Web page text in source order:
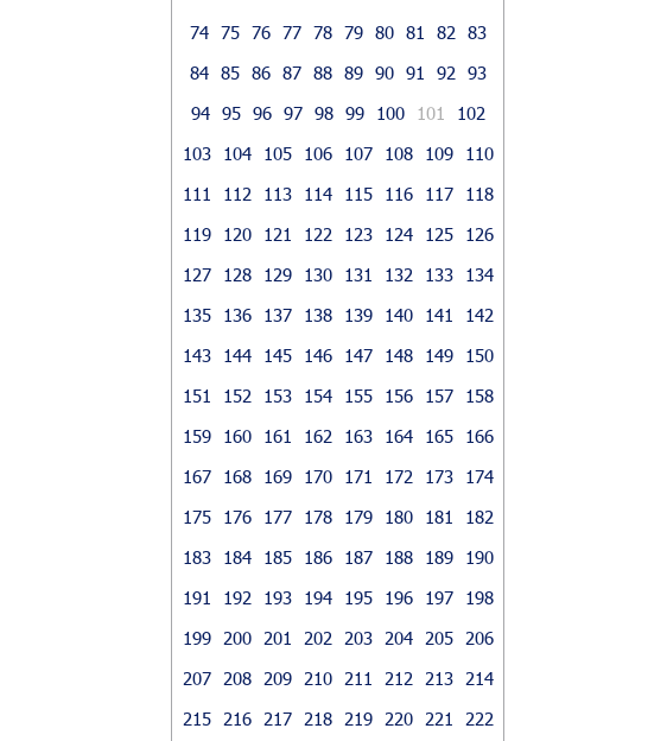
74 75 76 77 78 79 80 81 82
83
84 85 86 87 88 89 90 91 92
93
94 95 96 97 98 99 100 101
102
103
104 105 106 107 108 109
110
111
112 113 114 115 116 117
118
119
120 121 122 123 124 125
126
127
128 129 130 131 132 133
134
135
136 137 138 139 140 141
142
143
144 145 146 147 148 149
150
151
152 153 154 155 156 157
158
159
160 161 162 163 164 165
166
167
168 169 170 171 172 173
174
175
176 177 178 179 180 181
182
183
184 185 186 187 188 189
190
191
192 193 194 195 196 197
198
199
200 201 202 203 204 205
206
207
208 209 210 211 212 213
214
215
216 217 218 219 220 221
222